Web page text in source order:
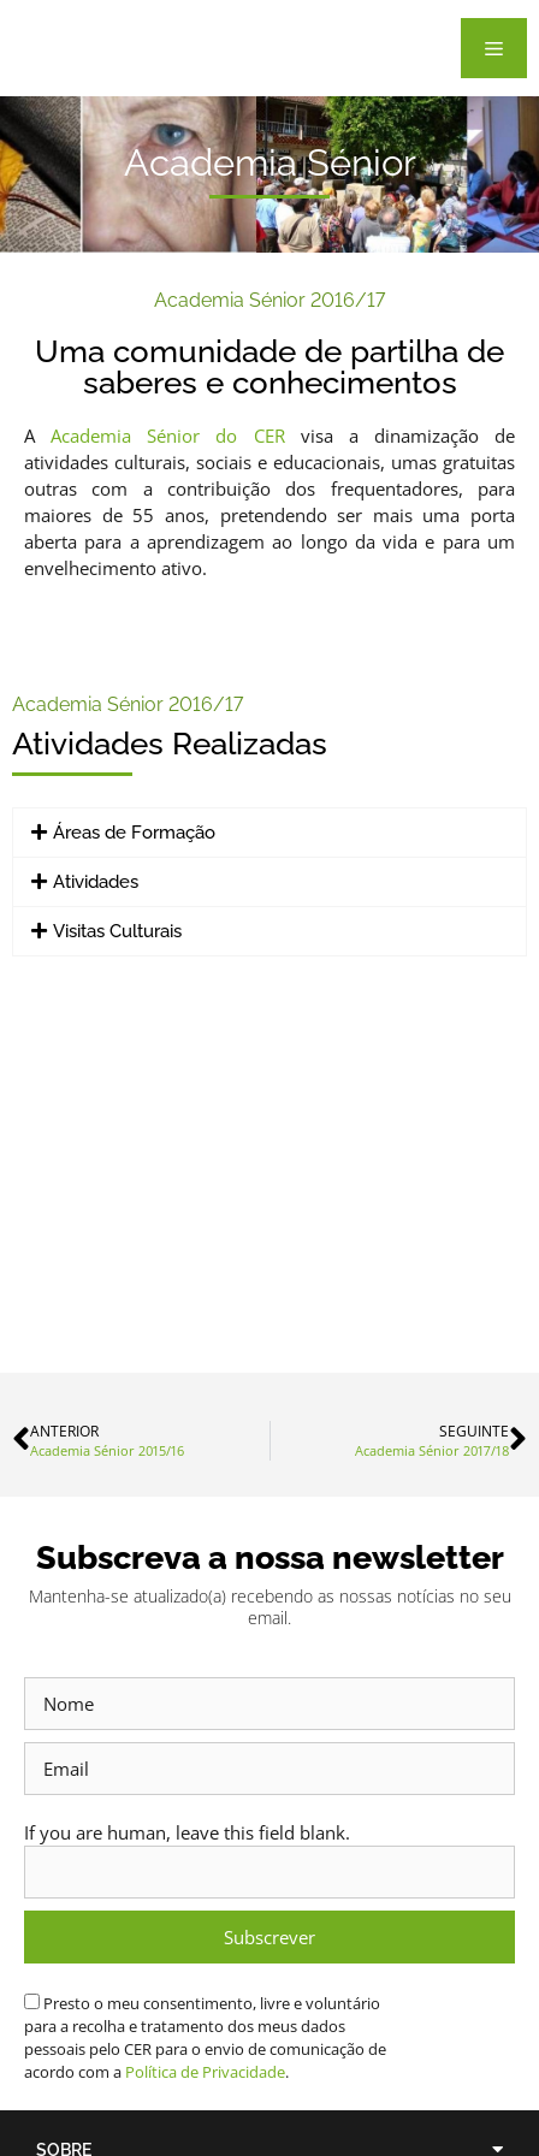
Academia Sénior
Academia Sénior 2016/17
Uma comunidade de partilha de
saberes e conhecimentos
AAcademia Sénior do CERvisa a dinamização de
atividades culturais, sociais e educacionais, umas gratuitas
outras com a contribuição dos frequentadores, para
maiores de 55 anos, pretendendo ser mais uma porta
aberta para a aprendizagem ao longo da vida e para um
envelhecimento ativo.
Academia Sénior 2016/17
Atividades Realizadas
Áreas de Formação
Atividades
Visitas Culturais
ANTERIOR
Academia Sénior 2015/16
SEGUINTE
Academia Sénior 2017/18
Subscreva a nossa newsletter
Mantenha-se atualizado(a) recebendo as nossas notícias no seu
email.
Newsletter
Presto o meu consentimento, livre e voluntário
para a recolha e tratamento dos meus dados
pessoais pelo CER para o envio de comunicação de
acordo com a Política de Privacidade.
If you are human, leave this field blank.
Subscrever
SOBRE